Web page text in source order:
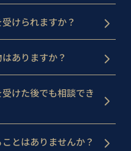
けられますか？
ありますか？
けた後でも相談でき
とはありませんか？